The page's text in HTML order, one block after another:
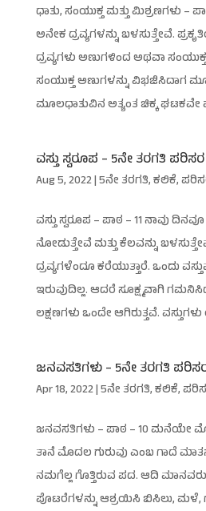
ಧಾತು, ಸಂಯುಕ್ತ ಮತ್ತು ಮಿಶ್ರಣಗಳು –
ಅನೇಕ ದ್ರವ್ಯಗಳನ್ನು ಬಳಸುತ್ತೇವೆ.
ದ್ರವ್ಯಗಳು ಅಣುಗಳಿಂದ ಅಥವಾ
ಸಂಯುಕ್ತ ಅಣುಗಳನ್ನು ವಿಭಜಿಸಿದಾಗ
ಮೂಲಧಾತುವಿನ ಅತ್ಯಂತ ಚಿಕ್ಕ ಘಟಕವೇ
ವಸ್ತು ಸ್ವರೂಪ – 5ನೇ ತರಗತಿ
Aug 5, 2022|5ನೇ ತರಗತಿ,ಕಲಿಕೆ,
ವಸ್ತು ಸ್ವರೂಪ – ಪಾಠ – 11 ನಾವು
ನೋಡುತ್ತೇವೆ ಮತ್ತು ಕೆಲವನ್ನು
ದ್ರವ್ಯಗಳೆಂದೂ ಕರೆಯುತ್ತಾರೆ. ಒಂದು
ಇರುವುದಿಲ್ಲ. ಆದರೆ ಸೂಕ್ಷ್ಮವಾಗಿ
ಲಕ್ಷಣಗಳು ಒಂದೇ ಆಗಿರುತ್ತವೆ.
ಜನವಸತಿಗಳು – 5ನೇ ತರಗತಿ
Apr 18, 2022|5ನೇ ತರಗತಿ,ಕಲಿಕೆ,
ಜನವಸತಿಗಳು – ಪಾಠ – 10 ಮನೆಯೇ
ತಾನೆ ಮೊದಲ ಗುರುವು ಎಂಬ ಗಾದೆ
ನಮಗೆಲ್ಲ ಗೊತ್ತಿರುವ ಪದ. ಆದಿ
ಪೊಟರೆಗಳನ್ನು ಆಶ್ರಯಿಸಿ ಬಿಸಿಲು, ಮಳೆ,